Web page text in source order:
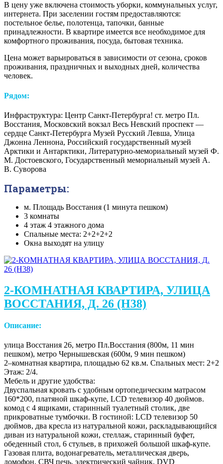
В цену уже включена стоимость уборки, коммунальных услуг,
интернета. При заселении гостям предоставляются:
постельное белье, полотенца, тапочки, банные
принадлежности. В квартире имеется все необходимое для
комфортного проживания, посуда, бытовая техника.
Цена может варьироваться в зависимости от сезона, сроков
проживания, праздничных и выходных дней, количества
человек.
Рядом:
Инфраструктура: Центр Санкт-Петербурга! ст. метро Пл.
Восстания, Московский вокзал Весь Невский проспект —
сердце Санкт-Петербурга Музей Русский Левша, Улица
Джонна Леннона, Российский государственный музей
Арктики и Антарктики, Литературно-мемориальный музей Ф.
М. Достоевского, Государственный мемориальный музей А.
В. Суворова
Параметры:
м. Площадь Восстания (1 минута пешком)
3 комнаты
4 этаж 4 этажного дома
Спальные места: 2+2+2+2
Окна выходят на улицу
2-КОМНАТНАЯ КВАРТИРА, УЛИЦА
ВОССТАНИЯ, Д. 26 (Н38)
Описание:
улица Восстания 26, метро Пл.Восстания (800м, 11 мин
пешком), метро Чернышевская (600м, 9 мин пешком)
2–комнатная квартира, площадью 62 кв.м. Спальных мест: 2+2
Этаж: 2/4.
Мебель и другие удобства:
Двуспальная кровать с удобным ортопедическим матрасом
160*200, платяной шкаф-купе, LCD телевизор 40 дюймов.
комод с 4 ящиками, старинный туалетный столик, две
прикроватные тумбочки. В гостиной: LCD телевизор 50
дюймов, два кресла из натуральной кожи, раскладывающийся
диван из натуральной кожи, стеллаж, старинный буфет,
обеденный стол, 6 стульев, в прихожей большой шкаф-купе.
Газовая плита, водонагреватель, металлическая дверь,
домофон, СВЧ печь, электрический чайник, DVD